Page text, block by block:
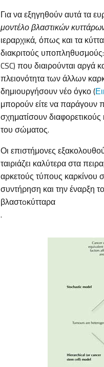
Για να εξηγηθούν αυτά τα
μοντέλο βλαστικών
ιεραρχικά, όπως και τα
διακριτούς
CSC) που διαιρούνται αργά
πλειονότητα των άλλων
δημιουργήσουν νέο όγκο (
μπορούν είτε να παράγουν
σχηματίσουν
του σώματος.
Οι επιστήμονες
ταιριάζει καλύτερα στα
αρκετούς τύπους καρκίνου
συντήρηση και την έναρξη
βλαστoκύτταρα
.